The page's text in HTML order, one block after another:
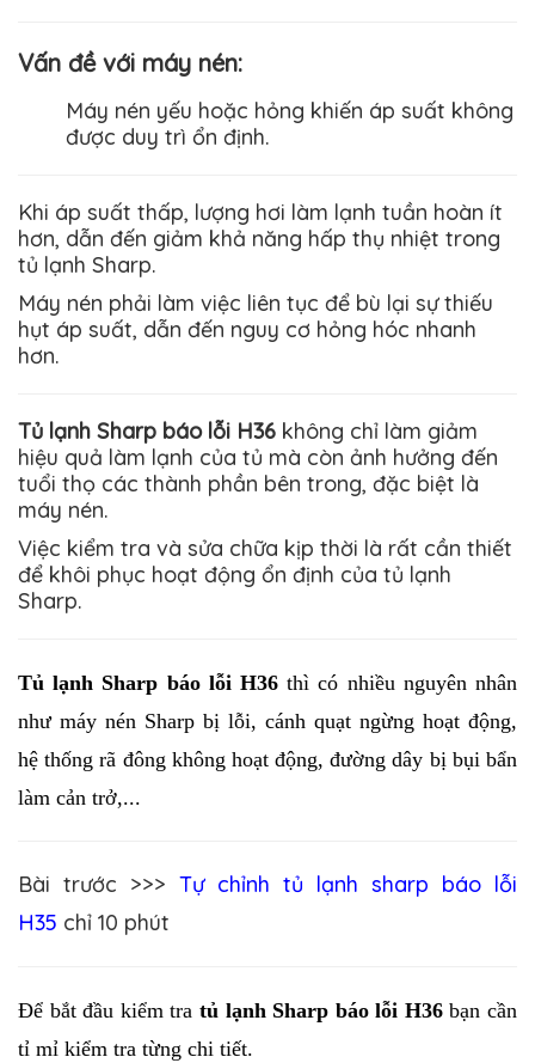
Vấn đề với máy nén:
Máy nén yếu hoặc hỏng khiến áp suất không
được duy trì ổn định.
Khi áp suất thấp, lượng hơi làm lạnh tuần hoàn ít
hơn, dẫn đến giảm khả năng hấp thụ nhiệt trong
tủ lạnh Sharp.
Máy nén phải làm việc liên tục để bù lại sự thiếu
hụt áp suất, dẫn đến nguy cơ hỏng hóc nhanh
hơn.
Tủ lạnh Sharp báo lỗi H36 không chỉ làm giảm
hiệu quả làm lạnh của tủ mà còn ảnh hưởng đến
tuổi thọ các thành phần bên trong, đặc biệt là
máy nén.
Việc kiểm tra và sửa chữa kịp thời là rất cần thiết
để khôi phục hoạt động ổn định của tủ lạnh
Sharp.
Tủ lạnh Sharp báo lỗi H36 thì có nhiều nguyên nhân
như máy nén Sharp bị lỗi, cánh quạt ngừng hoạt động,
hệ thống rã đông không hoạt động, đường dây bị bụi bẩn
làm cản trở,...
Bài trước >>> Tự chỉnh tủ lạnh sharp báo lỗi
H35 chỉ 10 phút
Để bắt đầu kiểm tra tủ lạnh Sharp báo lỗi H36 bạn cần
tỉ mỉ kiểm tra từng chi tiết.